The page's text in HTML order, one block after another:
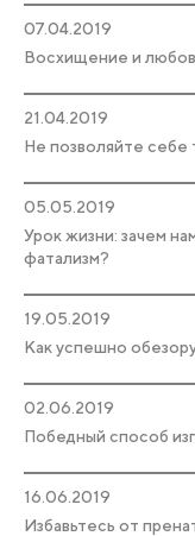
07.04.2019
Восхищение и
21.04.2019
Не позволяйте себе
05.05.2019
Урок жизни: зачем
фатализм?
19.05.2019
Как успешно
02.06.2019
Победный способ
16.06.2019
Избавьтесь от